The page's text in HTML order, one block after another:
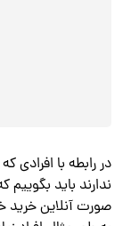
در رابطه با افرادی
ندارند باید بگوییم
صورت آنلاین خرید